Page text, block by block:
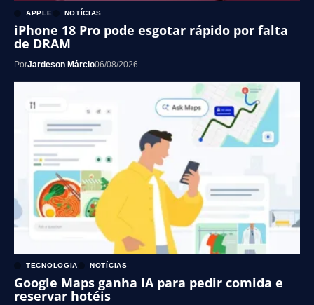
APPLE NOTÍCIAS
iPhone 18 Pro pode esgotar rápido por falta
de DRAM
PorJardeson Márcio06/08/2026
TECNOLOGIA NOTÍCIAS
Google Maps ganha IA para pedir comida e
reservar hotéis